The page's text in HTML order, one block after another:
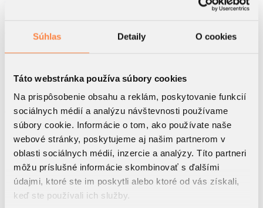
Súhlas Detaily O cookies
Táto webstránka používa súbory cookies
Na prispôsobenie obsahu a reklám, poskytovanie funkcií
sociálnych médií a analýzu návštevnosti používame
súbory cookie. Informácie o tom, ako používate naše
webové stránky, poskytujeme aj našim partnerom v
oblasti sociálnych médií, inzercie a analýzy. Títo partneri
môžu príslušné informácie skombinovať s ďalšími
údajmi, ktoré ste im poskytli alebo ktoré od vás získali,
keď ste používali ich služby.
m
4.NP
Izbový byt
Blok
1. Predsieň 5.09 m 2
5.95 m 2
3. Obývacia izba 24.02 m
4. Kúpeľňa I. 4.91 m